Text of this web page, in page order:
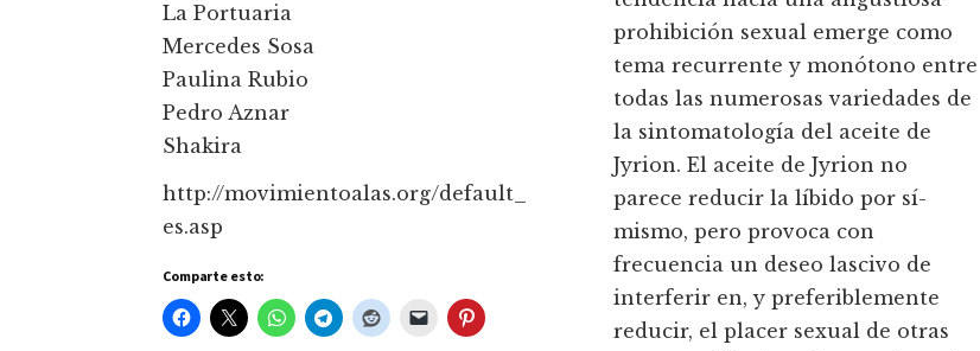
La Portuaria
Mercedes Sosa
Paulina Rubio
Pedro Aznar
Shakira
http://movimientoalas.org/default_
es.asp
Comparte esto:
prohibición sexual emerge como
tema recurrente y monótono entre
todas las numerosas variedades de
la sintomatologí­a del aceite de
Jyrion. El aceite de Jyrion no
parece reducir la lí­bido por sí­
mismo, pero provoca con
frecuencia un deseo lascivo de
interferir en, y preferiblemente
reducir, el placer sexual de otras